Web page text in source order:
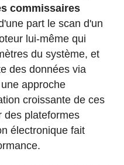
commissaires
part le scan d'un
lui-même qui
du système, et
des données via
approche
croissante de ces
des plateformes
électronique fait